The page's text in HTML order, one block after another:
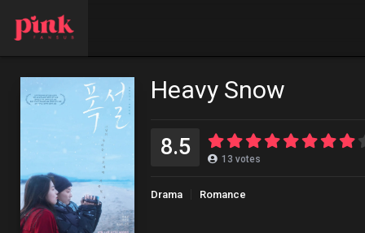
Heavy Snow
8.5 13 votes
Drama Romance